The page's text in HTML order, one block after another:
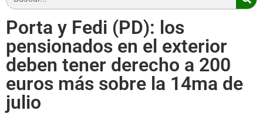
Porta y Fedi (PD): los
pensionados en el exterior
deben tener derecho a 200
euros más sobre la 14ma de
julio